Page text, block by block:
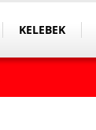
KELEBEK